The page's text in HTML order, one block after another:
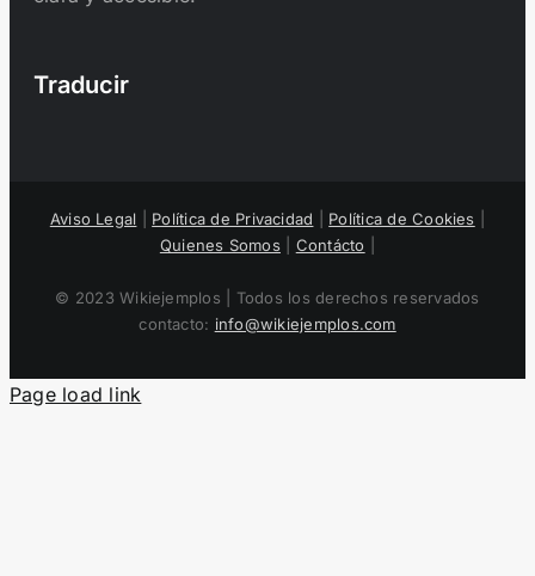
Traducir
Aviso Legal Política de Privacidad Política de Cookies
Quienes Somos
Contácto
© 2023 Wikiejemplos | Todos los derechos reservados
contacto: info@wikiejemplos.com
Page load link